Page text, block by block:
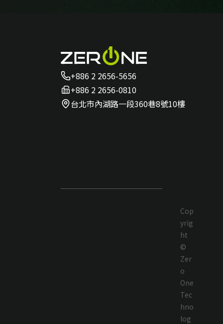
+886 2 2656-5656
+886 2 2656-0810
台北市內湖路一段360巷8號10樓
Cop
yrig
ht
©
Zer
o
One
Tec
hno
log